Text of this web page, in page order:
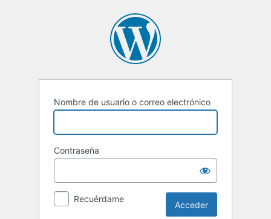
Nombre de usuario o correo electrónico
Contraseña
Recuérdame